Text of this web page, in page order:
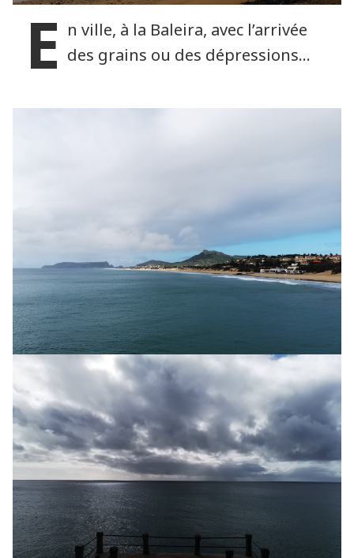
E n ville, à la Baleira, avec l’arrivée
des grains ou des dépressions…